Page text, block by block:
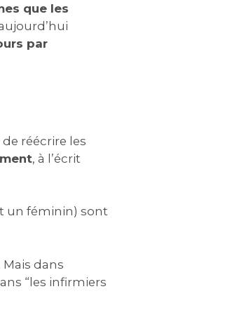
que les
par
réécrire les
, à l’écrit
un féminin) sont
dans
“les infirmiers